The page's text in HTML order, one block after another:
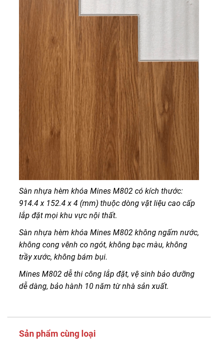
Sàn nhựa hèm khóa Mines M802 có kích thước:
914.4 x 152.4 x 4 (mm) thuộc dòng vật liệu cao cấp
lắp đặt mọi khu vực nội thất.
Sàn nhựa hèm khóa Mines M802 không ngấm nước,
không cong vênh co ngót, không bạc màu, không
trầy xước, không bám bụi.
Mines M802 dễ thi công lắp đặt, vệ sinh bảo dưỡng
dễ dàng, bảo hành 10 năm từ nhà sản xuất.
Sản phẩm cùng loại